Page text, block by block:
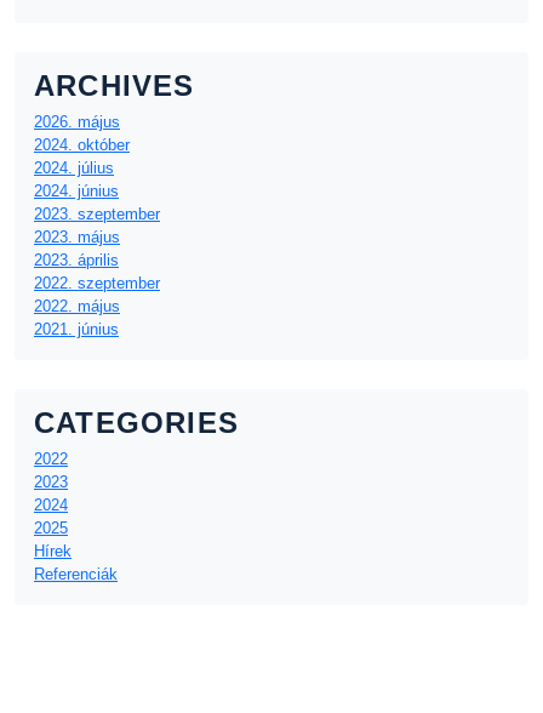
ARCHIVES
2026. május
2024. október
2024. július
2024. június
2023. szeptember
2023. május
2023. április
2022. szeptember
2022. május
2021. június
CATEGORIES
2022
2023
2024
2025
Hírek
Referenciák